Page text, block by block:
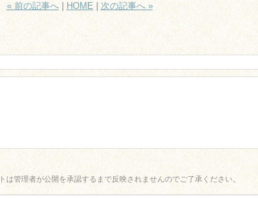
« 前の記事へ| HOME|次の記事へ »
は管理者が公開を承認するまで反映されませんのでご了承ください。